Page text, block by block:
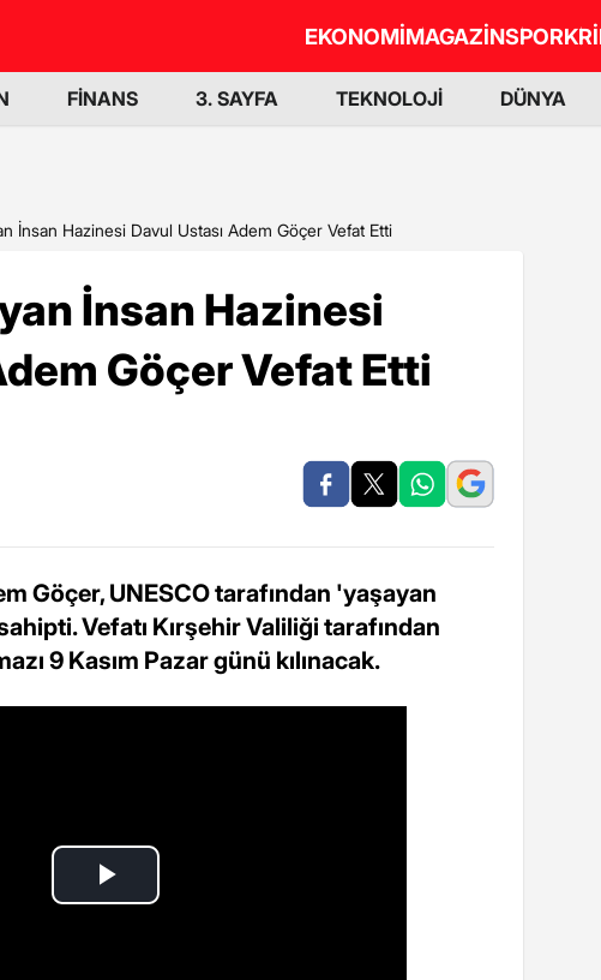
EKONOMİMAGAZİNSPOR
FİNANS 3. SAYFA TEKNOLOJİ DÜNYA
İnsan Hazinesi Davul Ustası Adem Göçer Vefat Etti
İnsan Hazinesi
Göçer Vefat Etti
Göçer, UNESCO tarafından 'yaşayan
Vefatı Kırşehir Valiliği tarafından
9 Kasım Pazar günü kılınacak.